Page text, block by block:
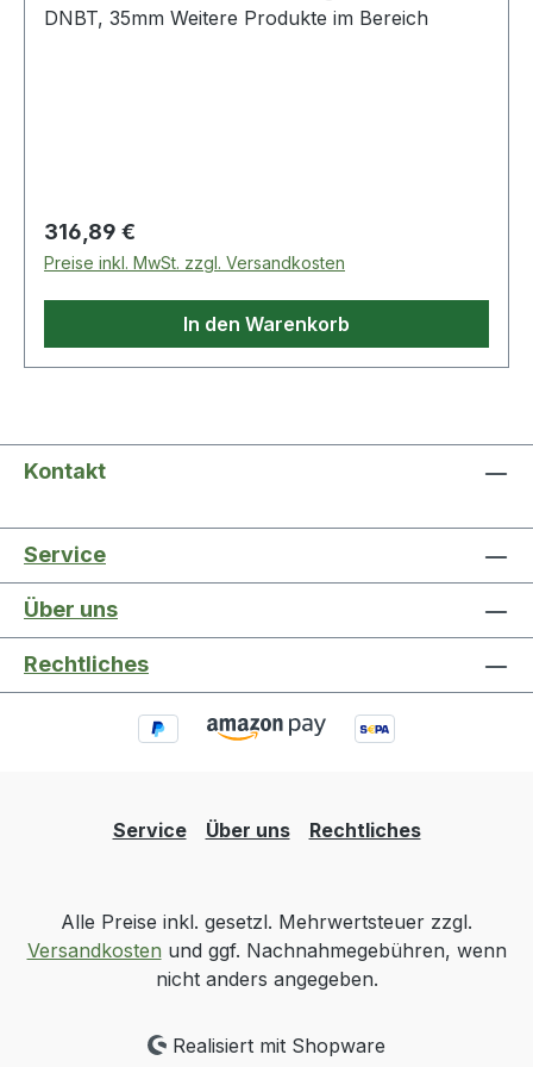
DNBT, 35mm Weitere Produkte im Bereich
Regulärer Preis:
316,89 €
Preise inkl. MwSt. zzgl. Versandkosten
In den Warenkorb
Kontakt
Service
Über uns
Rechtliches
Service Über uns Rechtliches
Alle Preise inkl. gesetzl. Mehrwertsteuer zzgl.
Versandkosten und ggf. Nachnahmegebühren, wenn
nicht anders angegeben.
Realisiert mit Shopware